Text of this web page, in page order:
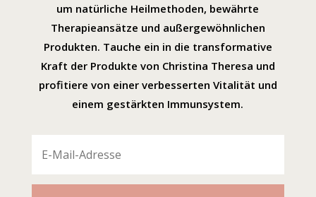
um natürliche Heilmethoden, bewährte
Therapieansätze und außergewöhnlichen
Produkten. Tauche ein in die transformative
Kraft der Produkte von Christina Theresa und
profitiere von einer verbesserten Vitalität und
einem gestärkten Immunsystem.